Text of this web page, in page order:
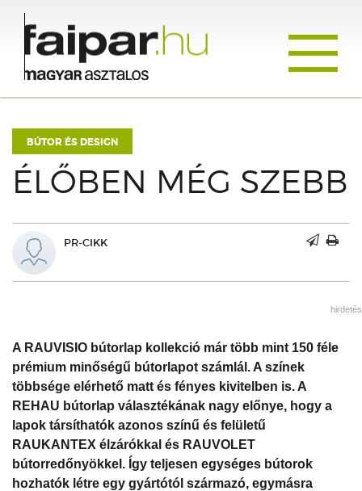
BÚTOR ÉS DESIGN
ÉLŐBEN MÉG SZEBB
PR-CIKK
hirdetés
A RAUVISIO bútorlap kollekció már több mint 150 féle
prémium minőségű bútorlapot számlál. A színek
többsége elérhető matt és fényes kivitelben is. A
REHAU bútorlap választékának nagy előnye, hogy a
lapok társíthatók azonos színű és felületű
RAUKANTEX élzárókkal és RAUVOLET
bútorredőnyökkel. Így teljesen egységes bútorok
hozhatók létre egy gyártótól származó, egymásra